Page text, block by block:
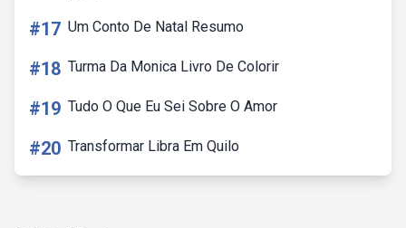
#17 Um Conto De Natal Resumo
#18 Turma Da Monica Livro De Colorir
#19 Tudo O Que Eu Sei Sobre O Amor
#20 Transformar Libra Em Quilo